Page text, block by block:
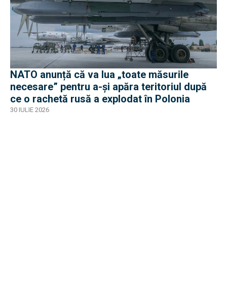
NATO anunță că va lua „toate măsurile
necesare” pentru a-și apăra teritoriul după
ce o rachetă rusă a explodat în Polonia
30 IULIE 2026